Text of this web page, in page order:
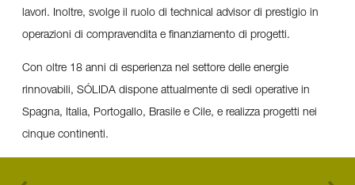
lavori. Inoltre, svolge il ruolo di technical advisor di prestigio in
operazioni di compravendita e finanziamento di progetti.
Con oltre 18 anni di esperienza nel settore delle energie
rinnovabili, SÓLIDA dispone attualmente di sedi operative in
Spagna, Italia, Portogallo, Brasile e Cile, e realizza progetti nei
cinque continenti.